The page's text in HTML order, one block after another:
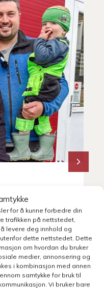
for å kunne forbedre din
trafikken på nettstedet,
levere deg innhold og
dette nettstedet. Dette
om hvordan du bruker
medier, annonsering og
i kombinasjon med annen
samtykke for bruk til
Vi bruker bare
for
Lid bygd
sau. Det
familien ønsket seg
med Fjøssystemer